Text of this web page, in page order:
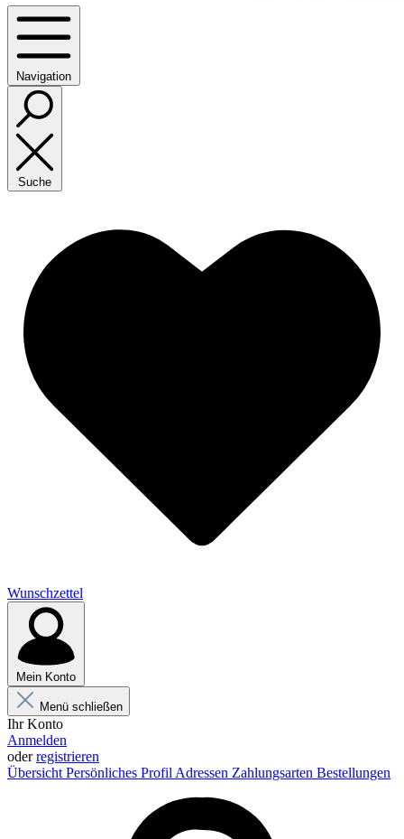
Navigation
Suche
Wunschzettel
Mein Konto
Menü schließen
Ihr Konto
Anmelden
oderregistrieren
Übersicht Persönliches Profil Adressen Zahlungsarten Bestellungen